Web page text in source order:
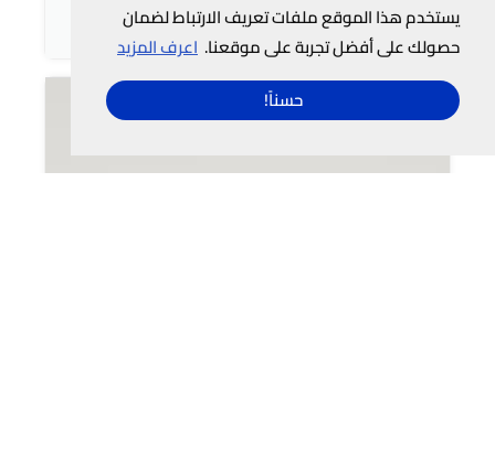
يستخدم هذا الموقع ملفات تعريف الارتباط لضمان
حصولك على أفضل تجربة على موقعنا. اعرف المزيد
حسناً!